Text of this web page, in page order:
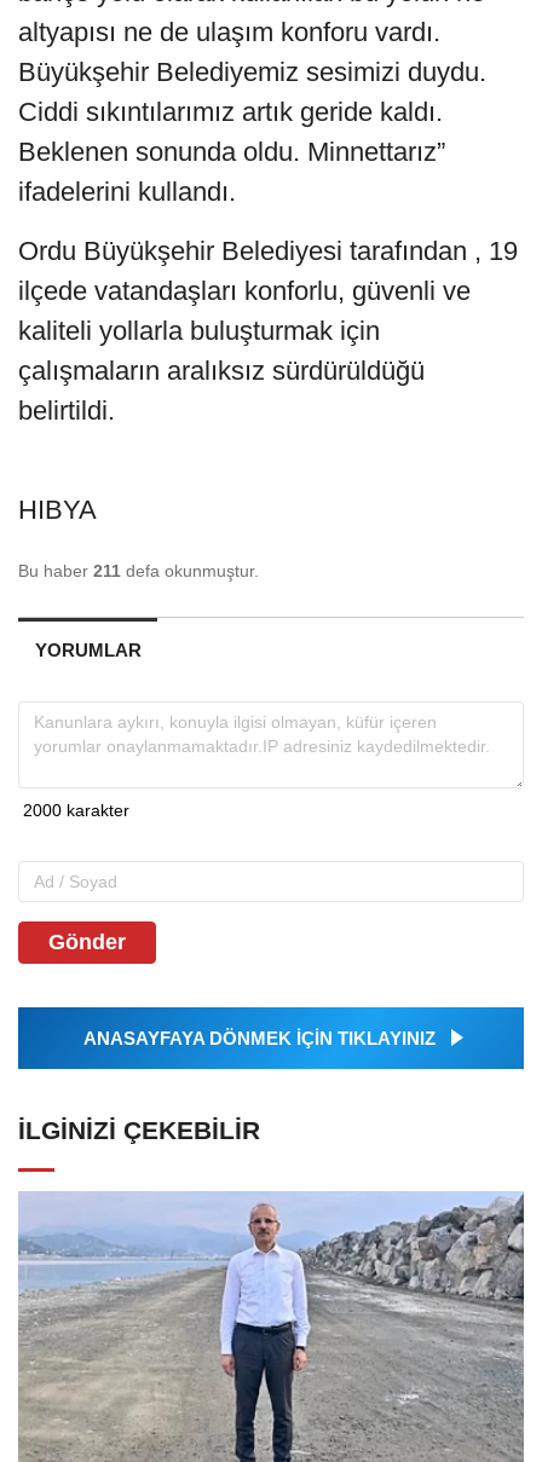
altyapısı ne de ulaşım konforu vardı.
Büyükşehir Belediyemiz sesimizi duydu.
Ciddi sıkıntılarımız artık geride kaldı.
Beklenen sonunda oldu. Minnettarız”
ifadelerini kullandı.
Ordu Büyükşehir Belediyesi tarafından , 19
ilçede vatandaşları konforlu, güvenli ve
kaliteli yollarla buluşturmak için
çalışmaların aralıksız sürdürüldüğü
belirtildi.
HIBYA
Bu haber 211 defa okunmuştur.
YORUMLAR
Gönder
ANASAYFAYA DÖNMEK İÇİN TIKLAYINIZ
İLGINIZI ÇEKEBILIR